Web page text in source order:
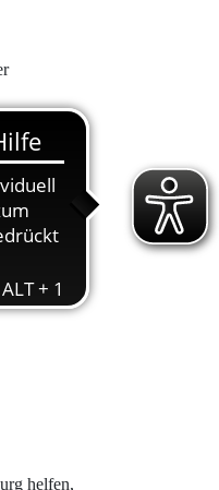
helfen,